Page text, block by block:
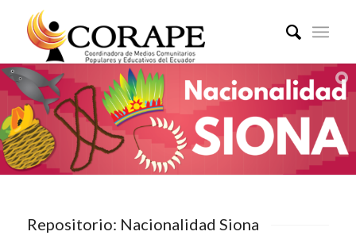
Repositorio: Nacionalidad Siona